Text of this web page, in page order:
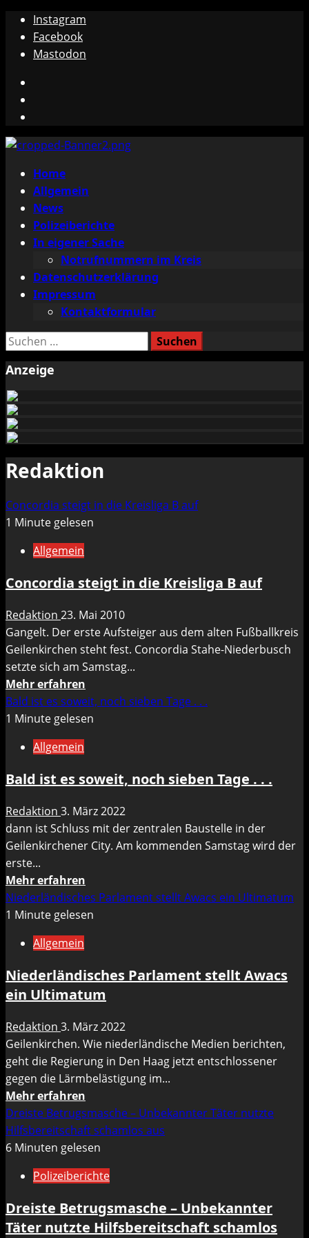
Zum
Inhalt
springen
Instagram
Facebook
Mastodon
Primäres
Menü
Home
Allgemein
News
Polizeiberichte
In eigener Sache
Notrufnummern im Kreis
Datenschutzerklärung
Impressum
Kontaktformular
Suchen
Anzeige
Redaktion
Concordia steigt in die Kreisliga B auf
1 Minute gelesen
Allgemein
Concordia steigt in die Kreisliga B auf
Redaktion 23. Mai 2010
Gangelt. Der erste Aufsteiger aus dem alten Fußballkreis
Geilenkirchen steht fest. Concordia Stahe-Niederbusch
setzte sich am Samstag...
Mehr erfahren
Informationen
über
die
Kreisliga
auf
Bald ist es soweit, noch sieben Tage . . .
1 Minute gelesen
Allgemein
Bald ist es soweit, noch sieben Tage . . .
Redaktion 3. März 2022
dann ist Schluss mit der zentralen Baustelle in der
Geilenkirchener City. Am kommenden Samstag wird der
erste...
Mehr erfahren
Informationen
über
soweit,
noch
Tage
.
.
.
Niederländisches Parlament stellt Awacs ein Ultimatum
1 Minute gelesen
Allgemein
Niederländisches Parlament stellt Awacs
ein Ultimatum
Redaktion 3. März 2022
Geilenkirchen. Wie niederländische Medien berichten,
geht die Regierung in Den Haag jetzt entschlossener
gegen die Lärmbelästigung im...
Mehr erfahren
Informationen
über
Niederländisches
stellt
ein
Ultimatum
Dreiste Betrugsmasche – Unbekannter Täter nutzte
Hilfsbereitschaft schamlos aus
6 Minuten gelesen
Polizeiberichte
Dreiste Betrugsmasche – Unbekannter
Täter nutzte Hilfsbereitschaft schamlos